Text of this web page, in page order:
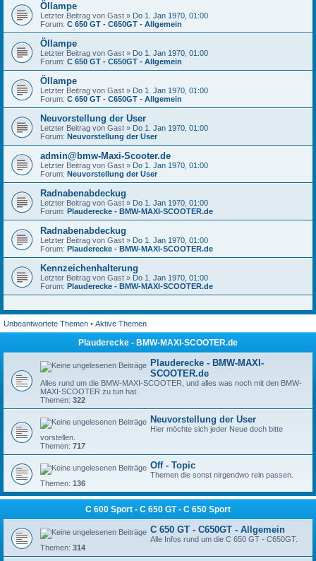
Öllampe
Letzter Beitrag von Gast » Do 1. Jan 1970, 01:00
Forum: C 650 GT - C650GT - Allgemein
Öllampe
Letzter Beitrag von Gast » Do 1. Jan 1970, 01:00
Forum: C 650 GT - C650GT - Allgemein
Öllampe
Letzter Beitrag von Gast » Do 1. Jan 1970, 01:00
Forum: C 650 GT - C650GT - Allgemein
Neuvorstellung der User
Letzter Beitrag von Gast » Do 1. Jan 1970, 01:00
Forum: Neuvorstellung der User
admin@bmw-Maxi-Scooter.de
Letzter Beitrag von Gast » Do 1. Jan 1970, 01:00
Forum: Neuvorstellung der User
Radnabenabdeckug
Letzter Beitrag von Gast » Do 1. Jan 1970, 01:00
Forum: Plauderecke - BMW-MAXI-SCOOTER.de
Radnabenabdeckug
Letzter Beitrag von Gast » Do 1. Jan 1970, 01:00
Forum: Plauderecke - BMW-MAXI-SCOOTER.de
Kennzeichenhalterung
Letzter Beitrag von Gast » Do 1. Jan 1970, 01:00
Forum: Plauderecke - BMW-MAXI-SCOOTER.de
Unbeantwortete Themen • Aktive Themen
Plauderecke - BMW-MAXI-SCOOTER.de
Plauderecke - BMW-MAXI-
SCOOTER.de
Alles rund um die BMW-MAXI-SCOOTER, und alles was noch mit den BMW-
MAXI-SCOOTER zu tun hat.
Themen: 322
Neuvorstellung der User
Hier möchte sich jeder Neue doch bitte
vorstellen.
Themen: 717
Off - Topic
Themen die sonst nirgendwo rein passen.
Themen: 136
C 600 Sport - C 650 GT - C 650 Sport
C 650 GT - C650GT - Allgemein
Alle Infos rund um die C 650 GT - C650GT.
Themen: 314